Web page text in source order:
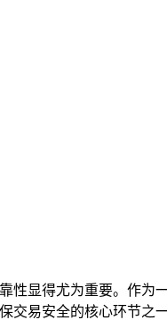
显得尤为重要。作为
交易安全的核心环节